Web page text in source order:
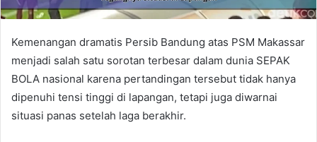
Kemenangan dramatis Persib Bandung atas PSM Makassar
menjadi salah satu sorotan terbesar dalam dunia SEPAK
BOLA nasional karena pertandingan tersebut tidak hanya
dipenuhi tensi tinggi di lapangan, tetapi juga diwarnai
situasi panas setelah laga berakhir.